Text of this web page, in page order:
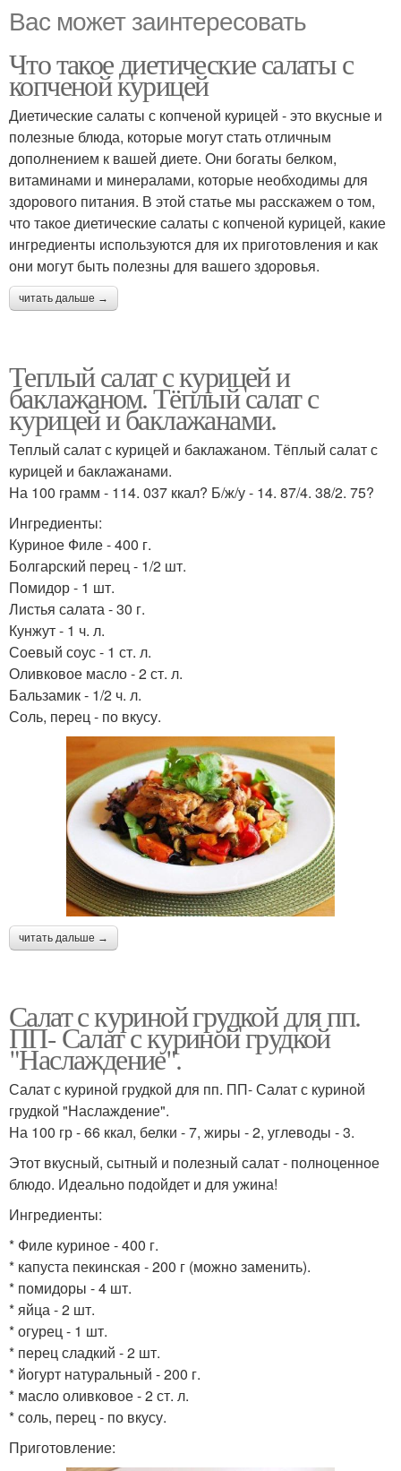
Вас может заинтересовать
Что такое диетические салаты с
копченой курицей
Диетические салаты с копченой курицей - это вкусные и
полезные блюда, которые могут стать отличным
дополнением к вашей диете. Они богаты белком,
витаминами и минералами, которые необходимы для
здорового питания. В этой статье мы расскажем о том,
что такое диетические салаты с копченой курицей, какие
ингредиенты используются для их приготовления и как
они могут быть полезны для вашего здоровья.
читать дальше →
Теплый салат с курицей и
баклажаном. Тёплый салат с
курицей и баклажанами.
Теплый салат с курицей и баклажаном. Тёплый салат с
курицей и баклажанами.
На 100 грамм - 114. 037 ккал? Б/ж/у - 14. 87/4. 38/2. 75?
Ингредиенты:
Куриное Филе - 400 г.
Болгарский перец - 1/2 шт.
Помидор - 1 шт.
Листья салата - 30 г.
Кунжут - 1 ч. л.
Соевый соус - 1 ст. л.
Оливковое масло - 2 ст. л.
Бальзамик - 1/2 ч. л.
Соль, перец - по вкусу.
читать дальше →
Салат с куриной грудкой для пп.
ПП- Салат с куриной грудкой
"Наслаждение".
Салат с куриной грудкой для пп. ПП- Салат с куриной
грудкой "Наслаждение".
На 100 гр - 66 ккал, белки - 7, жиры - 2, углеводы - 3.
Этот вкусный, сытный и полезный салат - полноценное
блюдо. Идеально подойдет и для ужина!
Ингредиенты:
* Филе куриное - 400 г.
* капуста пекинская - 200 г (можно заменить).
* помидоры - 4 шт.
* яйца - 2 шт.
* огурец - 1 шт.
* перец сладкий - 2 шт.
* йогурт натуральный - 200 г.
* масло оливковое - 2 ст. л.
* соль, перец - по вкусу.
Приготовление: